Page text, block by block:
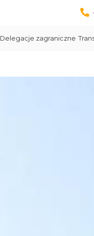
Delegacje zagraniczne